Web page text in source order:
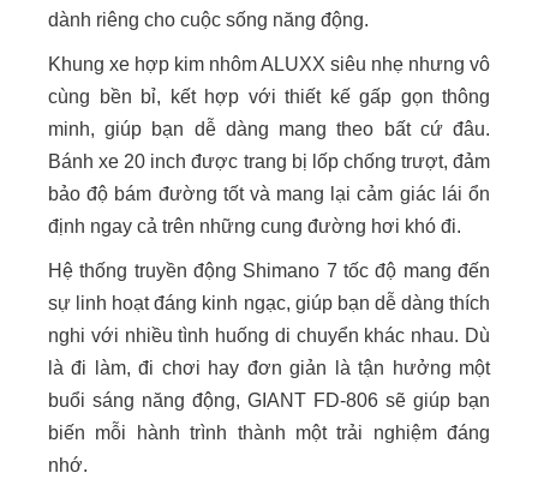
dành riêng cho cuộc sống năng động.
Khung xe hợp kim nhôm ALUXX siêu nhẹ nhưng vô
cùng bền bỉ, kết hợp với thiết kế gấp gọn thông
minh, giúp bạn dễ dàng mang theo bất cứ đâu.
Bánh xe 20 inch được trang bị lốp chống trượt, đảm
bảo độ bám đường tốt và mang lại cảm giác lái ổn
định ngay cả trên những cung đường hơi khó đi.
Hệ thống truyền động Shimano 7 tốc độ mang đến
sự linh hoạt đáng kinh ngạc, giúp bạn dễ dàng thích
nghi với nhiều tình huống di chuyển khác nhau. Dù
là đi làm, đi chơi hay đơn giản là tận hưởng một
buổi sáng năng động, GIANT FD-806 sẽ giúp bạn
biến mỗi hành trình thành một trải nghiệm đáng
nhớ.